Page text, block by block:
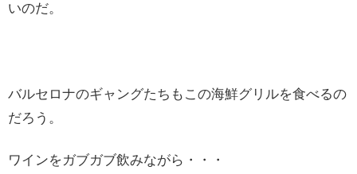
いのだ。
バルセロナのギャングたちもこの海鮮グリルを食べるの
だろう。
ワインをガブガブ飲みながら・・・